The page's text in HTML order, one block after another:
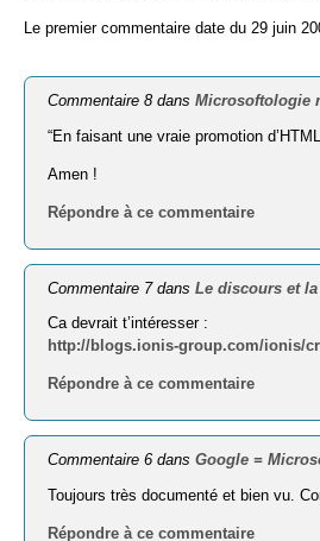
Le premier commentaire date du 29 juin
Commentaire 8 dansMicrosoftologie
“En fai­sant une vraie pro­mo­tion
Amen !
Répondre à ce commentaire
Commentaire 7 dansLe discours et
Ca devrait t’intéresser :
http://blogs.ionis-group.com/ionis/
Répondre à ce commentaire
Commentaire 6 dansGoogle =
Toujours très documenté et bien vu.
Répondre à ce commentaire